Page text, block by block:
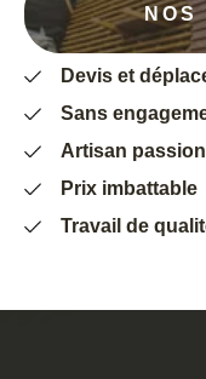
NOS
Devis et
Sans
Artisan
Prix imbattable
Travail de